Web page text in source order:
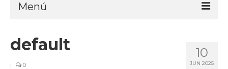
Menú
10
JUN 2025
default
| 0